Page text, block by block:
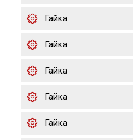
Гайка
Гайка
Гайка
Гайка
Гайка